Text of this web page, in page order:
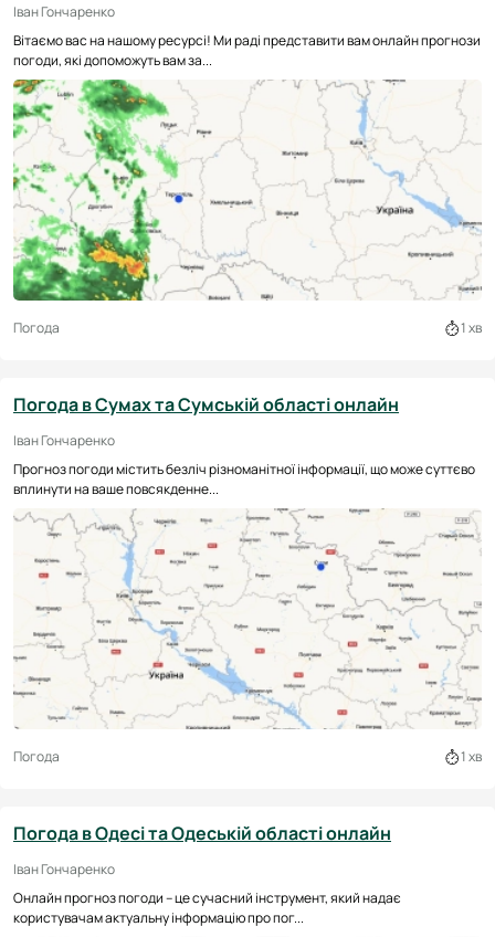
Іван Гончаренко
Вітаємо вас на нашому ресурсі! Ми раді представити вам онлайн прогнози
погоди, які допоможуть вам за...
Погода 1 хв
Погода в Сумах та Сумській області онлайн
Іван Гончаренко
Прогноз погоди містить безліч різноманітної інформації, що може суттєво
вплинути на ваше повсякденне...
Погода 1 хв
Погода в Одесі та Одеській області онлайн
Іван Гончаренко
Онлайн прогноз погоди – це сучасний інструмент, який надає
користувачам актуальну інформацію про пог...